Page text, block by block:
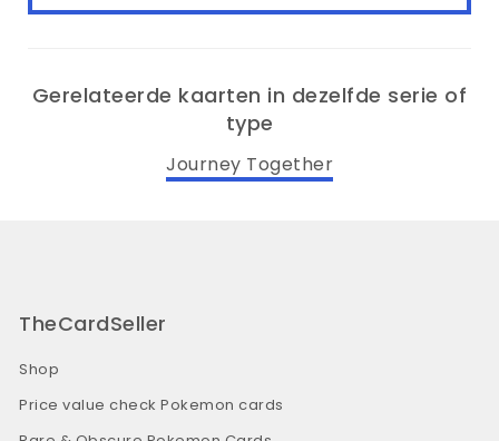
Gerelateerde kaarten in dezelfde serie of
type
Journey Together
TheCardSeller
Shop
Price value check Pokemon cards